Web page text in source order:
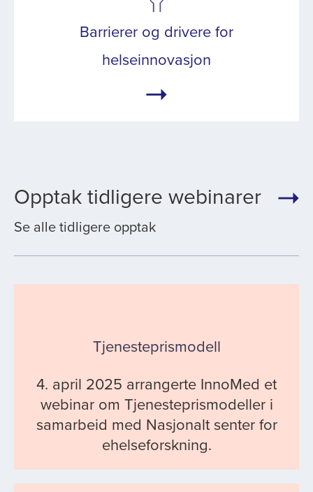
Barrierer og drivere for
helseinnovasjon
Opptak tidligere webinarer
Se alle tidligere opptak
Tjenesteprismodell
4. april 2025 arrangerte InnoMed et
webinar om Tjenesteprismodeller i
samarbeid med Nasjonalt senter for
ehelseforskning.